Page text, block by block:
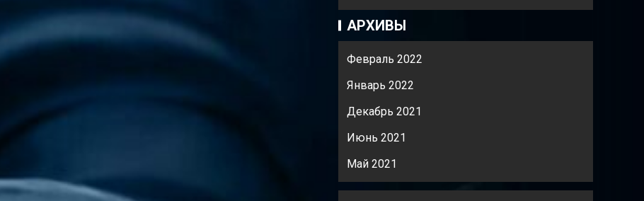
АРХИВЫ
Февраль 2022
Январь 2022
Декабрь 2021
Июнь 2021
Май 2021